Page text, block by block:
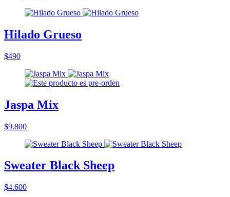
Hilado Grueso
$490
Jaspa Mix
$9.800
Sweater Black Sheep
$4.600